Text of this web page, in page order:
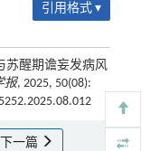
引用格式 ▾
苏醒期谵妄发病风
报, 2025, 50(08):
下一篇